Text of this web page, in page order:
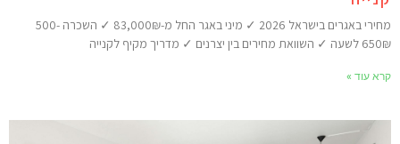
מחירי באגרים בישראל 2026 ✓ מיני באגר החל מ-83,000₪ ✓ השכרה 500-
מחירים בין יצרנים ✓ מדריך מקיף לקנייה
עוד »